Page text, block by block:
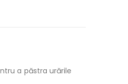
a păstra urările